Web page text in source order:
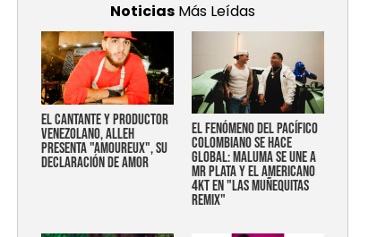
Noticias Más Leídas
EL CANTANTE Y PRODUCTOR
VENEZOLANO, ALLEH
PRESENTA "AMOUREUX", SU
DECLARACIÓN DE AMOR
EL FENÓMENO DEL PACÍFICO
COLOMBIANO SE HACE
GLOBAL: MALUMA SE UNE A
MR PLATA Y EL AMERICANO
4KT EN "LAS MUÑEQUITAS
REMIX"